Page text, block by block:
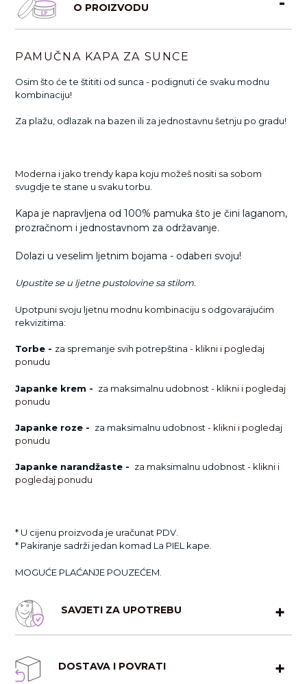
O PROIZVODU
PAMUČNA KAPA ZA SUNCE
Osim što će te štititi od sunca - podignuti će svaku modnu
kombinaciju!
Za plažu, odlazak na bazen ili za jednostavnu šetnju po gradu!
Moderna i jako trendy kapa koju možeš nositi sa sobom
svugdje te stane u svaku torbu.
Kapa je napravljena od 100% pamuka što je čini laganom,
prozračnom i jednostavnom za održavanje.
Dolazi u veselim ljetnim bojama - odaberi svoju!
Upustite se u ljetne pustolovine sa stilom.
Upotpuni svoju ljetnu modnu kombinaciju s odgovarajućim
rekvizitima:
Torbe - za spremanje svih potrepština - klikni i pogledaj
ponudu
Japanke krem - za maksimalnu udobnost - klikni i pogledaj
ponudu
Japanke roze - za maksimalnu udobnost - klikni i pogledaj
ponudu
Japanke narandžaste - za maksimalnu udobnost- klikni i
pogledaj ponudu
* U cijenu proizvoda je uračunat PDV.
* Pakiranje sadrži jedan komad La PIEL kape.
MOGUĆE PLAĆANJE POUZEĆEM.
SAVJETI ZA UPOTREBU
Upotpuni svoju ljetnu modnu kombinaciju s odgovarajućim
DOSTAVA I POVRATI